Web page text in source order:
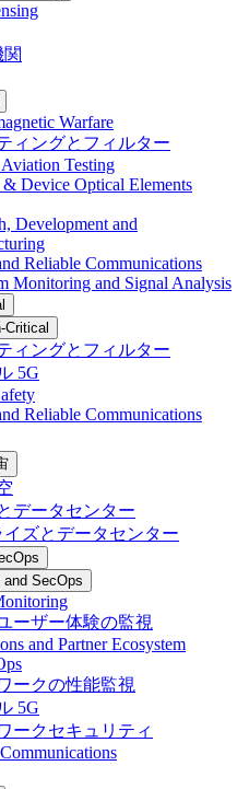
Warfare
ィングとフィルター
Testing
& Device Optical Elements
Development and
Reliable Communications
Monitoring and Signal Analysis
Critical
ィングとフィルター
5G
Reliable Communications
データセンター
ズとデータセンター
and SecOps
ーザー体験の監視
and Partner Ecosystem
ークの性能監視
5G
ークセキュリティ